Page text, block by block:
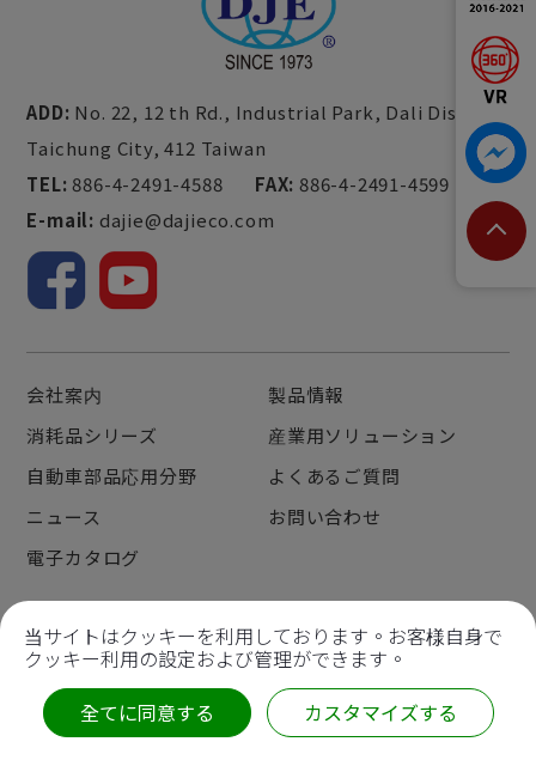
ADD: No. 22, 12 th Rd., Industrial Park, Dali Dist.,
Taichung City, 412 Taiwan
TEL: 886-4-2491-4588 FAX: 886-4-2491-4599
E-mail: dajie@dajieco.com
会社案内
製品情報
消耗品シリーズ
産業用ソリューション
自動車部品応用分野
よくあるご質問
ニュース
お問い合わせ
電子カタログ
Copyright © 2022Da Jie Electricity Machinery Industrial
Unified Business No.: 52517787
All Rights Reserved | サイトマップ
当サイトはクッキーを利用しております。お客様自身で
クッキー利用の設定および管理ができます。
全てに同意する
カスタマイズする